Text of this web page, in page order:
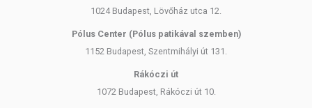
Származási hely:Srí Lanka
ALLERGÉNEK
allergiát vagy intoleranciát okozhatnak összetevőként vagy kereszt-
szennyeződés útján a 1169/2011/EU rendelet II. mellékletében
1024 Budapest, Lövőház utca 12.
Pólus Center (Pólus patikával szemben)
1152 Budapest, Szentmihályi út 131.
Rákóczi út
1072 Budapest, Rákóczi út 10.